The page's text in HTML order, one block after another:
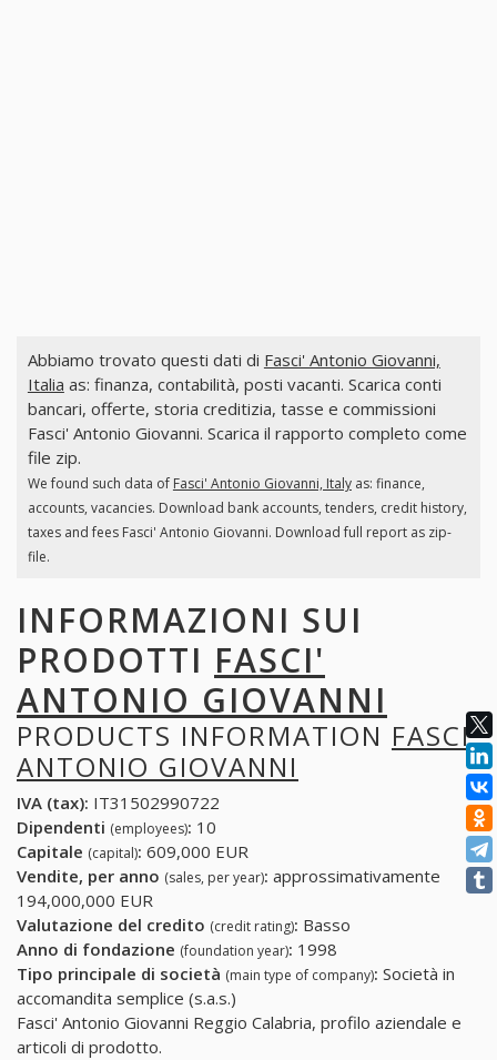
Abbiamo trovato questi dati di Fasci' Antonio Giovanni,
Italia as: finanza, contabilità, posti vacanti. Scarica conti
bancari, offerte, storia creditizia, tasse e commissioni
Fasci' Antonio Giovanni. Scarica il rapporto completo come
file zip.
We found such data of Fasci' Antonio Giovanni, Italyas: finance,
accounts, vacancies. Download bank accounts, tenders, credit history,
taxes and fees Fasci' Antonio Giovanni. Download full report as zip-
file.
INFORMAZIONI SUI
PRODOTTI FASCI'
ANTONIO GIOVANNI
PRODUCTS INFORMATION FASCI'
ANTONIO GIOVANNI
IVA (tax): IT31502990722
Dipendenti (employees): 10
Capitale (capital): 609,000 EUR
Vendite, per anno (sales, per year): approssimativamente
194,000,000 EUR
Valutazione del credito (credit rating): Basso
Anno di fondazione (foundation year): 1998
Tipo principale di società (main type of company): Società in
accomandita semplice (s.a.s.)
Fasci' Antonio Giovanni Reggio Calabria, profilo aziendale e
articoli di prodotto.